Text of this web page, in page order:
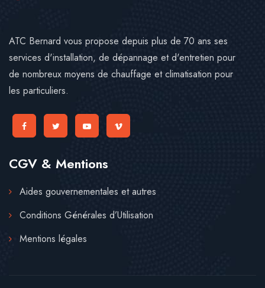
ATC Bernard vous propose depuis plus de 70 ans ses
services d'installation, de dépannage et d'entretien pour
de nombreux moyens de chauffage et climatisation pour
les particuliers.
CGV & Mentions
Aides gouvernementales et autres
Conditions Générales d’Utilisation
Mentions légales